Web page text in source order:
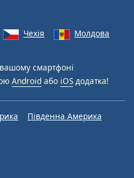
Чехія Молдова
смартфоні
Android або iOS додатка!
Південна Америка